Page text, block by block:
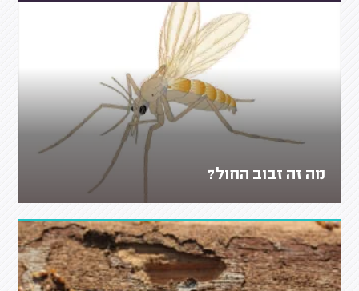
מה זה זבוב החול?